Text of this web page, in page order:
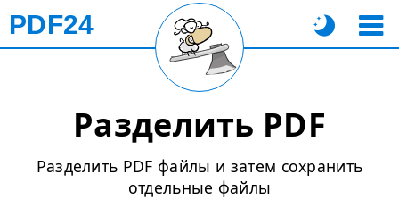
PDF24
Разделить PDF
Разделить PDF файлы и затем сохранить
отдельные файлы